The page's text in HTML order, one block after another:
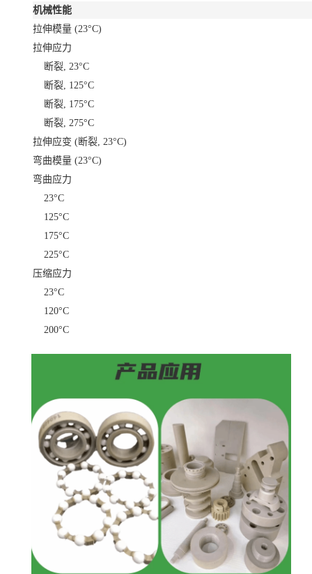
机械性能
拉伸模量 (23°C)
拉伸应力
断裂, 23°C
断裂, 125°C
断裂, 175°C
断裂, 275°C
拉伸应变 (断裂, 23°C)
弯曲模量 (23°C)
弯曲应力
23°C
125°C
175°C
225°C
压缩应力
23°C
120°C
200°C